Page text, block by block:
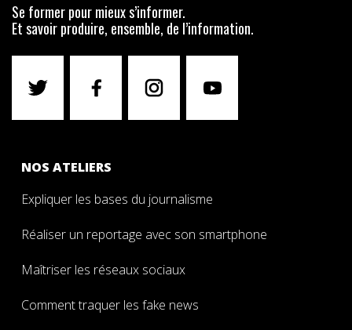
Se former pour mieux s’informer.
Et savoir produire, ensemble, de l’information.
NOS ATELIERS
Expliquer les bases du journalisme
Réaliser un reportage avec son smartphone
Maîtriser les réseaux sociaux
Comment traquer les fake news